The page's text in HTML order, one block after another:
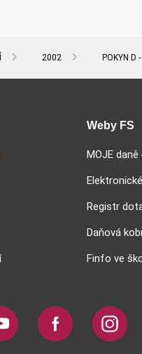
2002 POKYN D
Weby FS
MOJE daně
Registr
Daňová
Finfo ve
Youtube Facebook